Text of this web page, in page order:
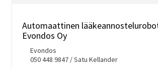
Automaattinen
Evondos Oy
Evondos
050 448 9847 / Satu Kellander